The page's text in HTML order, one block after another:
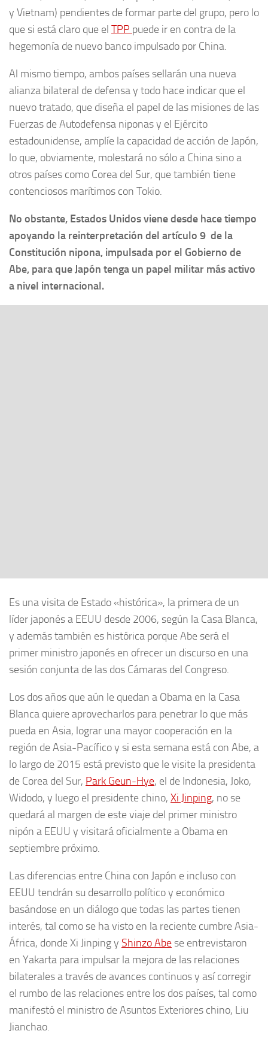
y Vietnam) pendientes de formar parte del grupo, pero lo
que si está claro que el TPP puede ir en contra de la
hegemonía de nuevo banco impulsado por China.
Al mismo tiempo, ambos países sellarán una nueva
alianza bilateral de defensa y todo hace indicar que el
nuevo tratado, que diseña el papel de las misiones de las
Fuerzas de Autodefensa niponas y el Ejército
estadounidense, amplíe la capacidad de acción de Japón,
lo que, obviamente, molestará no sólo a China sino a
otros países como Corea del Sur, que también tiene
contenciosos marítimos con Tokio.
No obstante, Estados Unidos viene desde hace tiempo
apoyando la reinterpretación del artículo 9 de la
Constitución nipona, impulsada por el Gobierno de
Abe, para que Japón tenga un papel militar más activo
a nivel internacional.
Es una visita de Estado «histórica», la primera de un
líder japonés a EEUU desde 2006, según la Casa Blanca,
y además también es histórica porque Abe será el
primer ministro japonés en ofrecer un discurso en una
sesión conjunta de las dos Cámaras del Congreso.
Los dos años que aún le quedan a Obama en la Casa
Blanca quiere aprovecharlos para penetrar lo que más
pueda en Asia, lograr una mayor cooperación en la
región de Asia-Pacífico y si esta semana está con Abe, a
lo largo de 2015 está previsto que le visite la presidenta
de Corea del Sur, Park Geun-Hye, el de Indonesia, Joko,
Widodo, y luego el presidente chino, Xi Jinping, no se
quedará al margen de este viaje del primer ministro
nipón a EEUU y visitará oficialmente a Obama en
septiembre próximo.
Las diferencias entre China con Japón e incluso con
EEUU tendrán su desarrollo político y económico
basándose en un diálogo que todas las partes tienen
interés, tal como se ha visto en la reciente cumbre Asia-
África, donde Xi Jinping y Shinzo Abe se entrevistaron
en Yakarta para impulsar la mejora de las relaciones
bilaterales a través de avances continuos y así corregir
el rumbo de las relaciones entre los dos países, tal como
manifestó el ministro de Asuntos Exteriores chino, Liu
Jianchao.